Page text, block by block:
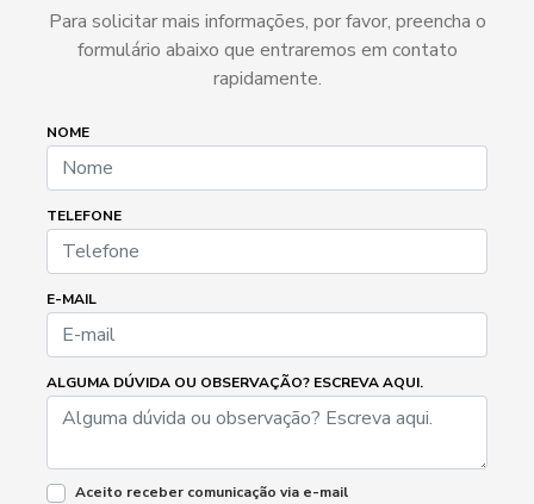
Para solicitar mais informações, por favor, preencha o
formulário abaixo que entraremos em contato
rapidamente.
NOME
TELEFONE
E-MAIL
ALGUMA DÚVIDA OU OBSERVAÇÃO? ESCREVA AQUI.
Aceito receber comunicação via e-mail